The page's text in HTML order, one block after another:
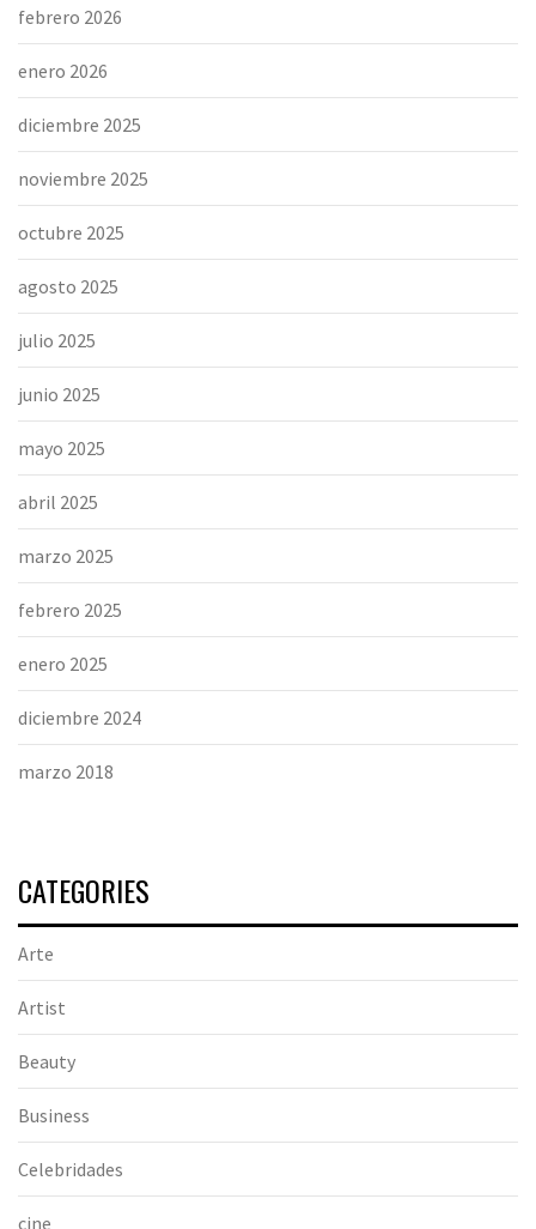
febrero 2026
enero 2026
diciembre 2025
noviembre 2025
octubre 2025
agosto 2025
julio 2025
junio 2025
mayo 2025
abril 2025
marzo 2025
febrero 2025
enero 2025
diciembre 2024
marzo 2018
CATEGORIES
Arte
Artist
Beauty
Business
Celebridades
cine